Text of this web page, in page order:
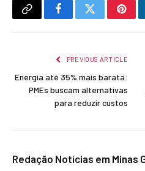
Copy
FacebookTwitter
PREVIOUS ARTICLE
Energia até 35% mais barata:
PMEs buscam alternativas
para reduzir custos
Redação Notícias em Minas